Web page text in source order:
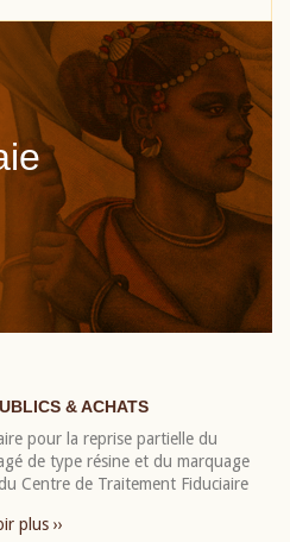
& ACHATS
pour la reprise partielle du
de type résine et du marquage
Centre de Traitement Fiduciaire
plus ››